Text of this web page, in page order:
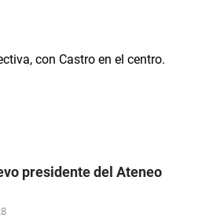
presidente del Ateneo